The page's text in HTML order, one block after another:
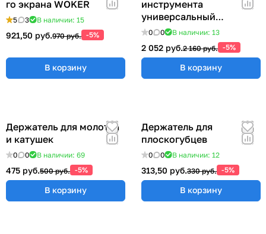
го экрана WOKER
5 3 В наличии: 15
921,50 руб.970 руб. -5%
В корзину
инструмента
универсальный
57x383x185 мм ER-
0 0 В наличии: 13
2 052 руб.2 160 руб. -5%
В корзину
Держатель для молотка
и катушек
0 0 В наличии: 69
475 руб.500 руб. -5%
В корзину
Держатель для
плоскогубцев
0 0 В наличии: 12
313,50 руб.330 руб. -5%
В корзину